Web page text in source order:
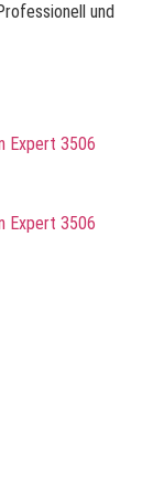
und
Expert 3506
Expert 3506